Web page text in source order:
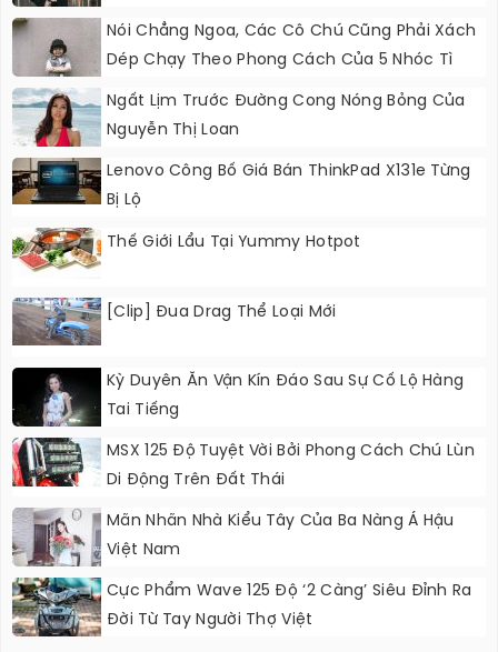
Thái Độ Với Trường Giang
Nói Chẳng Ngoa, Các Cô Chú Cũng Phải Xách
Dép Chạy Theo Phong Cách Của 5 Nhóc Tì
Này
Ngất Lịm Trước Đường Cong Nóng Bỏng Của
Nguyễn Thị Loan
Lenovo Công Bố Giá Bán ThinkPad X131e Từng
Bị Lộ
Thế Giới Lẩu Tại Yummy Hotpot
[Clip] Đua Drag Thể Loại Mới
Kỳ Duyên Ăn Vận Kín Đáo Sau Sự Cố Lộ Hàng
Tai Tiếng
MSX 125 Độ Tuyệt Vời Bởi Phong Cách Chú Lùn
Di Động Trên Đất Thái
Mãn Nhãn Nhà Kiểu Tây Của Ba Nàng Á Hậu
Việt Nam
Cực Phẩm Wave 125 Độ ‘2 Càng’ Siêu Đỉnh Ra
Đời Từ Tay Người Thợ Việt